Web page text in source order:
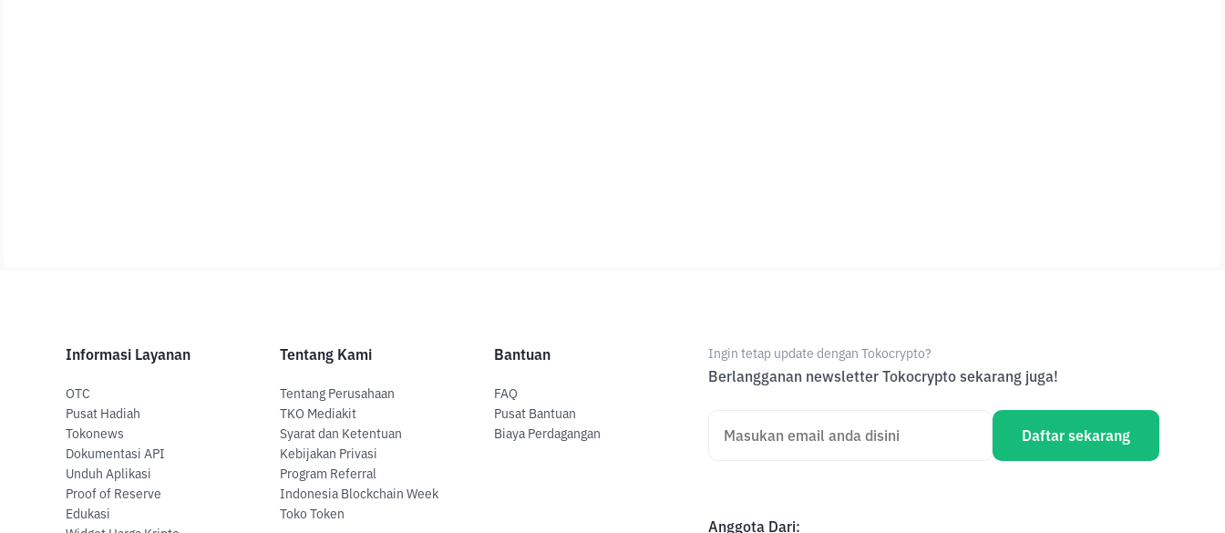
Informasi Layanan
OTC
Pusat Hadiah
Tokonews
Dokumentasi API
Unduh Aplikasi
Proof of Reserve
Edukasi
Tentang Kami
Tentang Perusahaan
TKO Mediakit
Syarat dan Ketentuan
Kebijakan Privasi
Program Referral
Indonesia Blockchain Week
Toko Token
Bantuan
FAQ
Pusat Bantuan
Biaya Perdagangan
Ingin tetap update dengan Tokocrypto?
Berlangganan newsletter Tokocrypto sekarang juga!
Daftar sekarang
Anggota Dari: